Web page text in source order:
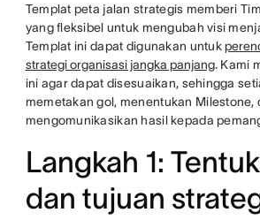
Templat peta jalan strategis memberi
yang fleksibel untuk mengubah visi
Templat ini dapat digunakan untuk
strategi organisasi jangka panjang. Kami
ini agar dapat disesuaikan, sehingga
memetakan gol, menentukan Milestone,
mengomunikasikan hasil kepada
Langkah 1:
dan tujuan